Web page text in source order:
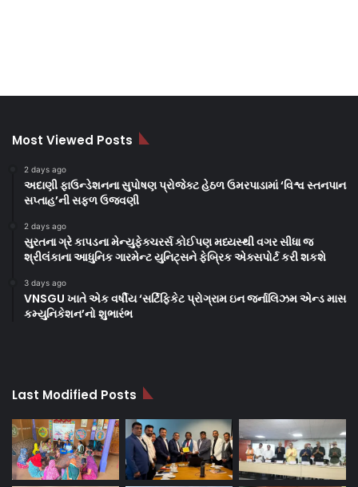
Most Viewed Posts
2 days ago
અદાણી ફાઉન્ડેશનના સુપોષણ પ્રોજેક્ટ હેઠળ ઉમરપાડામાં ‘વિશ્વ સ્તનપાન
સપ્તાહ’ની સફળ ઉજવણી
2 days ago
સુરતના ગ્રે કાપડના મેન્યુફેક્ચરર્સ કોઈપણ મધ્યસ્થી વગર સીધા જ
શ્રીલંકાના આધુનિક ગારમેન્ટ યુનિટ્સને ફેબ્રિક એક્સપોર્ટ કરી શકશે
3 days ago
VNSGU ખાતે એક વર્ષીય ‘સર્ટિફિકેટ પ્રોગ્રામ ઇન જર્નાલિઝમ એન્ડ માસ
કમ્યુનિકેશન’નો શુભારંભ
Last Modified Posts